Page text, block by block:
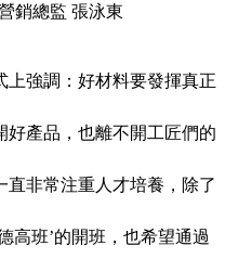
銷總監 張泳東
強調：好材料要發揮真正
好產品，也離不開工匠們的
非常注重人才培養，除了
高班’的開班，也希望通過